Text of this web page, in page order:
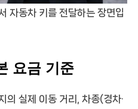
자동차 키를 전달하는 장면입
요금 기준
의 실제 이동 거리, 차종(경차·